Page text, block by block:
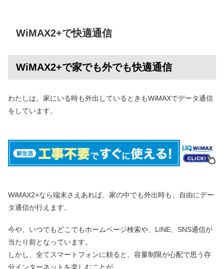
WiMAX2+で快適通信
WiMAX2+で家でも外でも快適通信
わたしは、家にいる時も外出しているときもWiMAXでデータ通信
をしています。
WiMAX2+なら端末さえあれば、家の中でも外出時も、自由にデー
タ通信が行えます。
今や、いつでもどこでもホームページ検索や、LINE、SNS通信が
当たり前となっています。
しかし、全てスマートフォンに頼ると、容量制限が心配で思う存
分インターネットを楽しむことが